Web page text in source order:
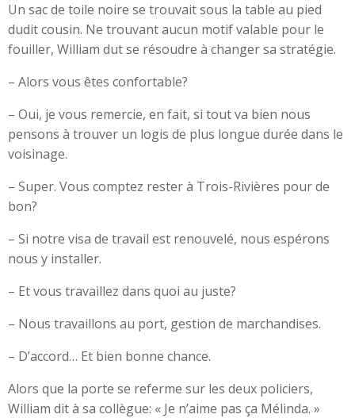
Un sac de toile noire se trouvait sous la table au pied
dudit cousin. Ne trouvant aucun motif valable pour le
fouiller, William dut se résoudre à changer sa stratégie.
– Alors vous êtes confortable?
– Oui, je vous remercie, en fait, si tout va bien nous
pensons à trouver un logis de plus longue durée dans le
voisinage.
– Super. Vous comptez rester à Trois-Rivières pour de
bon?
– Si notre visa de travail est renouvelé, nous espérons
nous y installer.
– Et vous travaillez dans quoi au juste?
– Nous travaillons au port, gestion de marchandises.
– D’accord… Et bien bonne chance.
Alors que la porte se referme sur les deux policiers,
William dit à sa collègue: « Je n’aime pas ça Mélinda. »